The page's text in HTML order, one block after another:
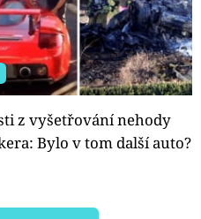
z vyšetřování nehody
Bylo v tom další auto?